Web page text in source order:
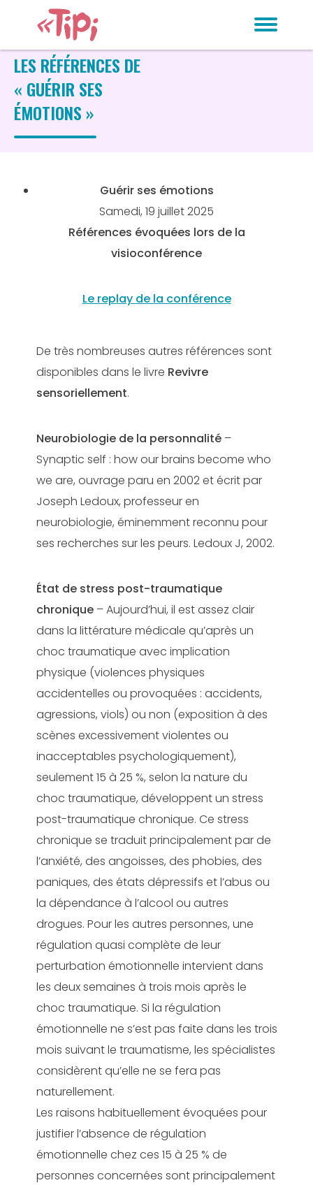
LES RÉFÉRENCES DE
« GUÉRIR SES
ÉMOTIONS »
Guérir ses émotions
Samedi, 19 juillet 2025
Références évoquées lors de la
visioconférence
Le replay de la conférence
De très nombreuses autres références sont
disponibles dans le livre Revivre
sensoriellement.
Neurobiologie de la personnalité–
Synaptic self : how our brains become who
we are, ouvrage paru en 2002 et écrit par
Joseph Ledoux, professeur en
neurobiologie, éminemment reconnu pour
ses recherches sur les peurs. Ledoux J, 2002.
État de stress post-traumatique
chronique– Aujourd’hui, il est assez clair
dans la littérature médicale qu’après un
choc traumatique avec implication
physique (violences physiques
accidentelles ou provoquées : accidents,
agressions, viols) ou non (exposition à des
scènes excessivement violentes ou
inacceptables psychologiquement),
seulement 15 à 25 %, selon la nature du
choc traumatique, développent un stress
post-traumatique chronique. Ce stress
chronique se traduit principalement par de
l’anxiété, des angoisses, des phobies, des
paniques, des états dépressifs et l’abus ou
la dépendance à l’alcool ou autres
drogues. Pour les autres personnes, une
régulation quasi complète de leur
perturbation émotionnelle intervient dans
les deux semaines à trois mois après le
choc traumatique. Si la régulation
émotionnelle ne s’est pas faite dans les trois
mois suivant le traumatisme, les spécialistes
considèrent qu’elle ne se fera pas
naturellement.
Les raisons habituellement évoquées pour
justifier l’absence de régulation
émotionnelle chez ces 15 à 25 % de
personnes concernées sont principalement